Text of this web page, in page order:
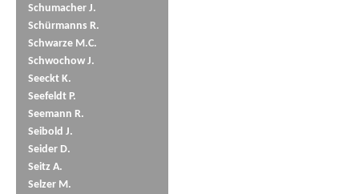
Schumacher J.
Schürmanns R.
Schwarze M.C.
Schwochow J.
Seeckt K.
Seefeldt P.
Seemann R.
Seibold J.
Seider D.
Seitz A.
Selzer M.